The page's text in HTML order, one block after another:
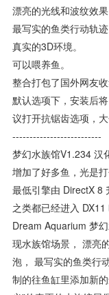
漂亮的光线和波纹效
最写实的鱼类行动轨迹
真实的3D环境。
可以喂养鱼。
整合打包了国外网友
默认选项下，安装后
议打开抗锯齿选项，
--------------------------
梦幻水族馆v1.234 汉
增加了好多鱼，光是
最低引擎由 DirectX 8
之类都已经进入
Dream Aquarium 梦
现水族馆场景， 漂亮
泡， 最写实的鱼类行
制的往鱼缸里添加新